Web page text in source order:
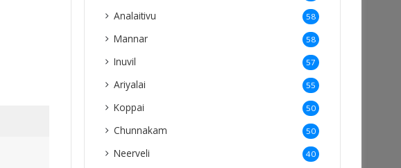
Analaitivu 58
Mannar 58
Inuvil 57
Ariyalai 55
Koppai 50
Chunnakam 50
Neerveli 40